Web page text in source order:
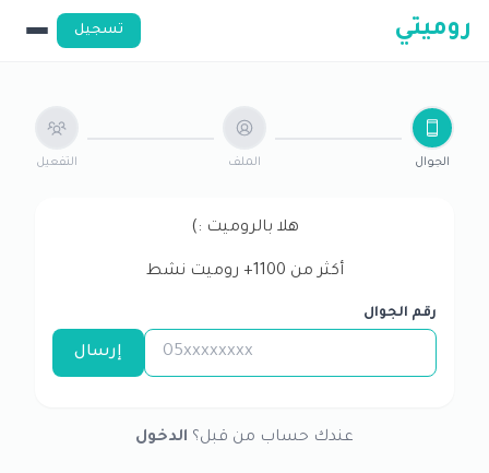
روميتي تسجيل
الجوال الملف التفعيل
هلا بالروميت :)
أكثر من 1100+ روميت نشط
رقم الجوال
إرسال
عندك حساب من قبل؟ الدخول